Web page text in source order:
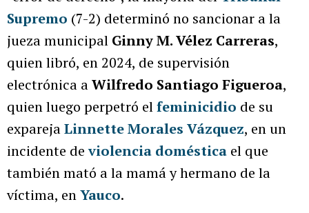
Supremo (7-2) determinó no sancionar a la
jueza municipal Ginny M. Vélez Carreras,
quien libró, en 2024, de supervisión
electrónica aWilfredo Santiago Figueroa,
quien luego perpetró elfeminicidio de su
exparejaLinnette Morales Vázquez, en un
incidente deviolencia doméstica el que
también mató a la mamá y hermano de la
víctima, enYauco.